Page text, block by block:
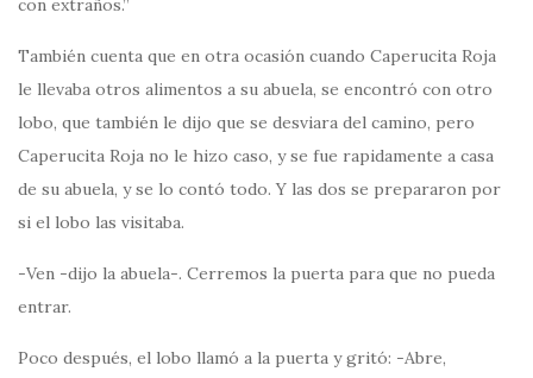
con extraños.”
También cuenta que en otra ocasión cuando Caperucita Roja
le llevaba otros alimentos a su abuela, se encontró con otro
lobo, que también le dijo que se desviara del camino, pero
Caperucita Roja no le hizo caso, y se fue rapidamente a casa
de su abuela, y se lo contó todo. Y las dos se prepararon por
si el lobo las visitaba.
-Ven -dijo la abuela-. Cerremos la puerta para que no pueda
entrar.
Poco después, el lobo llamó a la puerta y gritó: -Abre,